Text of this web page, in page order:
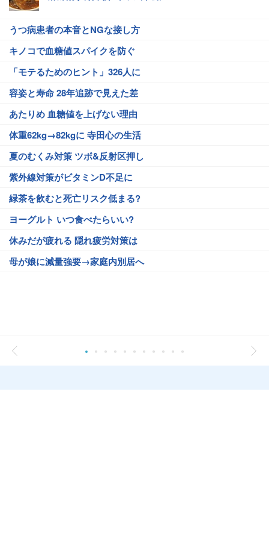
うつ病患者の本音とNGな接し方
キノコで血糖値スパイクを防ぐ
「モテるためのヒント」326人に
容姿と寿命 28年追跡で見えた差
あたりめ 血糖値を上げない理由
体重62kg→82kgに 寺田心の生活
夏のむくみ対策 ツボ&反射区押し
紫外線対策がビタミンD不足に
緑茶を飲むと死亡リスク低まる?
ヨーグルト いつ食べたらいい?
休みだが疲れる 隠れ疲労対策は
母が娘に減量強要→家庭内別居へ